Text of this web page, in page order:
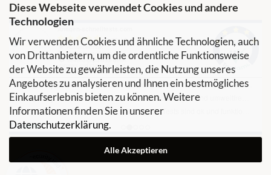
Diese Webseite verwendet Cookies und andere
Technologien
Wir verwenden Cookies und ähnliche Technologien, auch
von Drittanbietern, um die ordentliche Funktionsweise
der Website zu gewährleisten, die Nutzung unseres
Angebotes zu analysieren und Ihnen ein bestmögliches
Einkaufserlebnis bieten zu können. Weitere
Informationen finden Sie in unserer
Datenschutzerklärung.
Alle Akzeptieren